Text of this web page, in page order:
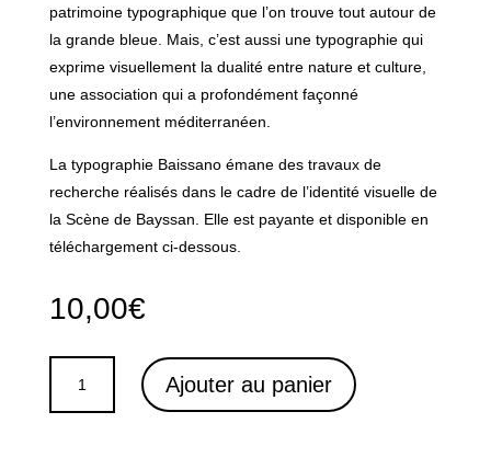
patrimoine typographique que l’on trouve tout autour de
la grande bleue. Mais, c’est aussi une typographie qui
exprime visuellement la dualité entre nature et culture,
une association qui a profondément façonné
l’environnement méditerranéen.
La typographie Baissano émane des travaux de
recherche réalisés dans le cadre de l’identité visuelle de
la Scène de Bayssan. Elle est payante et disponible en
téléchargement ci-dessous.
10,00€
Ajouter au panier